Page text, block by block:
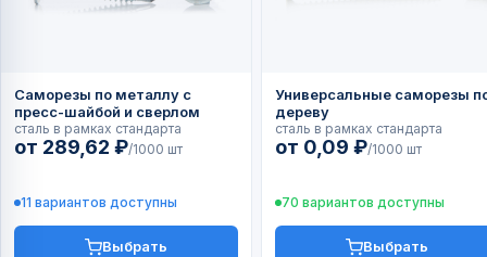
Саморезы по металлу с
пресс-шайбой и сверлом
сталь в рамках стандарта
от 289,62 ₽/1000 шт
11 вариантов доступны
Выбрать
Универсальные саморезы
дереву
сталь в рамках стандарта
от 0,09 ₽/1000 шт
70 вариантов доступны
Выбрать